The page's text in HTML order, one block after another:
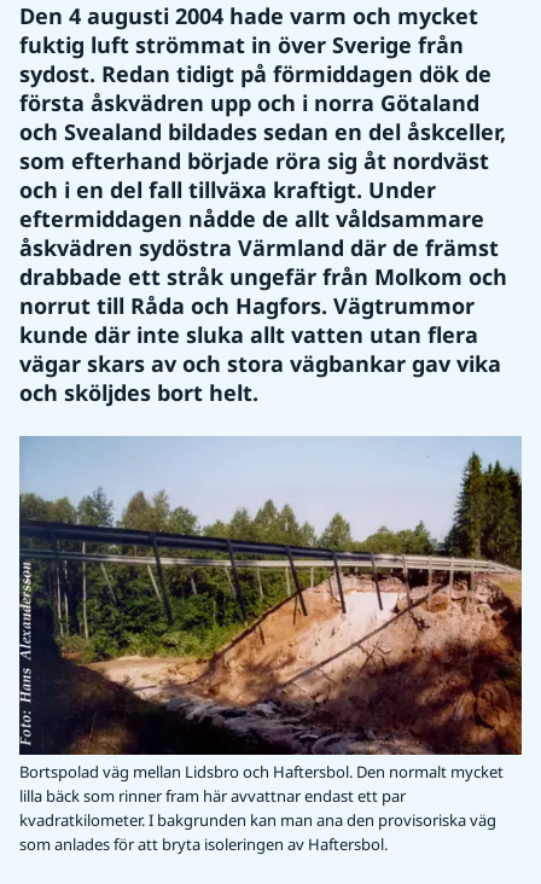
Den 4 augusti 2004 hade varm och mycket
fuktig luft strömmat in över Sverige från
sydost. Redan tidigt på förmiddagen dök de
första åskvädren upp och i norra Götaland
och Svealand bildades sedan en del åskceller,
som efterhand började röra sig åt nordväst
och i en del fall tillväxa kraftigt. Under
eftermiddagen nådde de allt våldsammare
åskvädren sydöstra Värmland där de främst
drabbade ett stråk ungefär från Molkom och
norrut till Råda och Hagfors. Vägtrummor
kunde där inte sluka allt vatten utan flera
vägar skars av och stora vägbankar gav vika
och sköljdes bort helt.
Bortspolad väg mellan Lidsbro och Haftersbol. Den normalt mycket
lilla bäck som rinner fram här avvattnar endast ett par
kvadratkilometer. I bakgrunden kan man ana den provisoriska väg
som anlades för att bryta isoleringen av Haftersbol.